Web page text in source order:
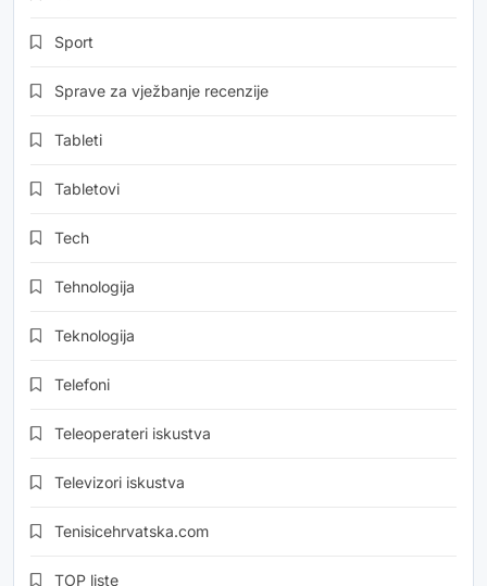
Sport
Sprave za vježbanje recenzije
Tableti
Tabletovi
Tech
Tehnologija
Teknologija
Telefoni
Teleoperateri iskustva
Televizori iskustva
Tenisicehrvatska.com
TOP liste